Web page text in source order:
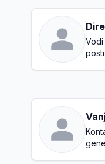
Vodi